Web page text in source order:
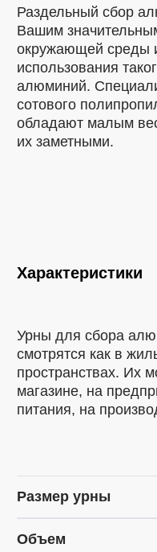
Раздельный сбор
Вашим
окружающей среды
использования
алюминий.
сотового
обладают малым
их заметными.
Характеристики
Урны для сбора
смотрятся как в
пространствах. Их
магазине, на
питания, на
Размер урны
Объем